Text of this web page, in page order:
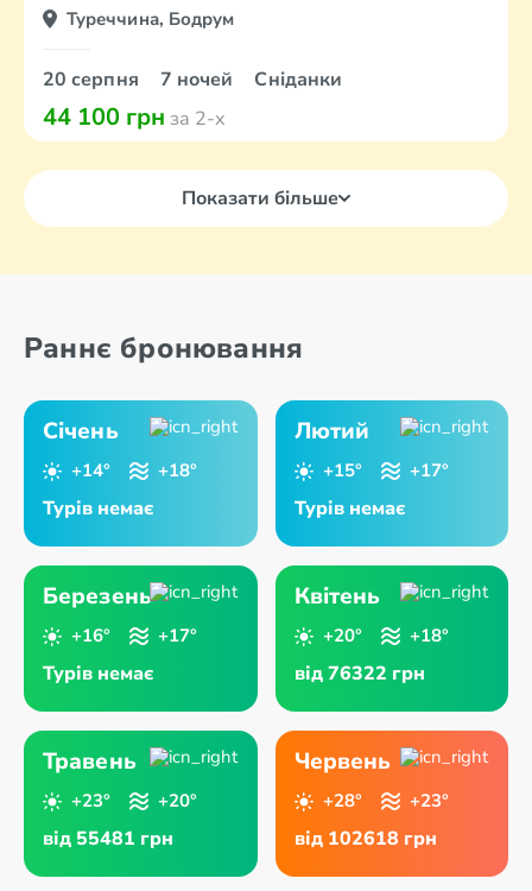
Туреччина, Бодрум
20 серпня 7 ночей Сніданки
44 100 грн за 2-х
Показати більше
Раннє бронювання
Січень
+14° +18°
Турів немає
Лютий
+15° +17°
Турів немає
Березень
+16° +17°
Турів немає
Квітень
+20° +18°
від 76322 грн
Травень
+23° +20°
від 55481 грн
Червень
+28° +23°
від 102618 грн